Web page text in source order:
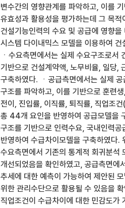
변수간의 영향관계를 파악하고, 이를
유효성과 활용성을 평가하는데 그 목
건설기능인력의 수요 및 공급에 영향
시스템 다이내믹스 모델을 이용하여
ㆍ수요측면에서는 실제 수요구조로서
기반으로 건설계약액, 노무비율, 일당,
구축하였다. ㆍ공급측면에서는 실제
구조를 파악하고, 이를 기반으로 훈련
전이, 진입률, 이직률, 퇴직률, 직업조
총 44개 요인을 반영하여 공급모델을
구조를 기반으로 인력수요, 국내인력
반영하여 수급차이모델을 구축하였다.
수요측면에서 기존의 통계적 회귀분석
개선되었음을 확인하였고, 공급측면에
추세에 대한 예측이 가능하여 제안된
위한 관리수단으로 활용될 수 있음을
직업조건이 수급차이에 대한 민감도가